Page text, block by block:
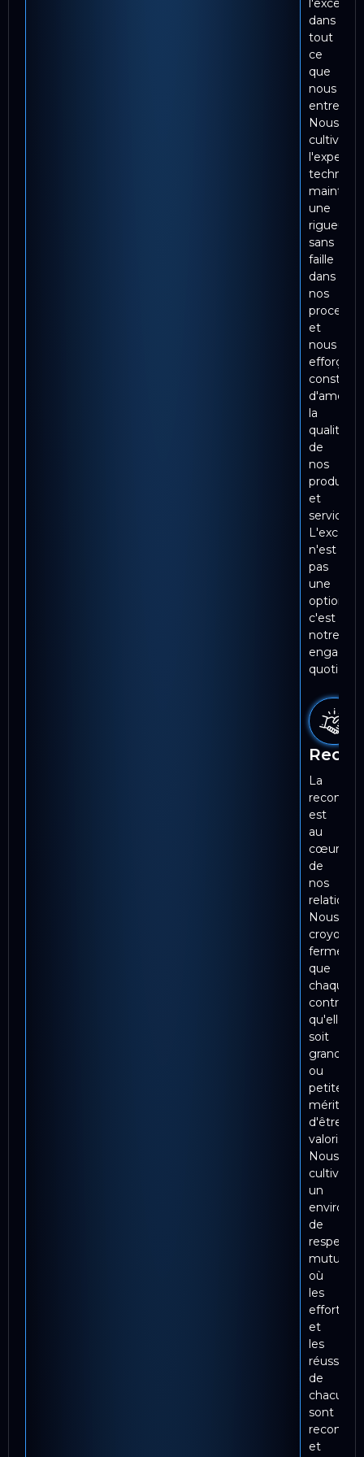
dans
tout
ce
que
nous
Nous
cultivons
une
rigueur
sans
faille
dans
nos
et
nous
efforçons
la
qualité
de
nos
produits
et
services.
n'est
pas
une
option,
c'est
notre
quotidien.
La
est
au
cœur
de
nos
relations.
Nous
croyons
que
chaque
qu'elle
soit
grande
ou
petite,
mérite
d'être
valorisée.
Nous
cultivons
un
de
respect
mutuel
où
les
efforts
et
les
réussites
de
chacun
sont
reconnus
et